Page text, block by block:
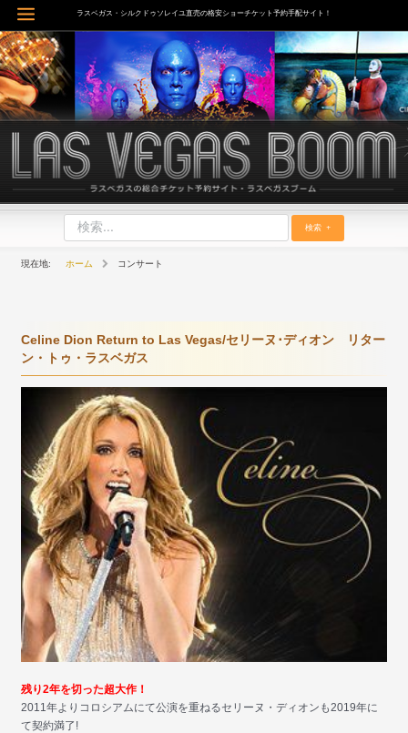
を
ス
キ
ッ
プ
Main
Menu
ラスベガス・シルクドゥソレイユ直売の格安ショーチケット予約手配サイト！
検索
ホーム コンサート
Celine Dion Return to Las Vegas/セリーヌ･ディオン リター
ン・トゥ・ラスベガス
残り2年を切った超大作！
2011年よりコロシアムにて公演を重ねるセリーヌ・ディオンも2019年に
て契約満了!